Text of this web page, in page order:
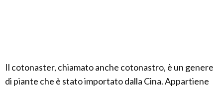
Il cotonaster, chiamato anche cotonastro, è un genere
di piante che è stato importato dalla Cina. Appartiene